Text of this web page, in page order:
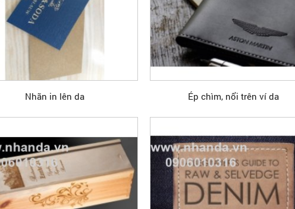
Nhãn in lên da Ép chìm, nổi trên ví da